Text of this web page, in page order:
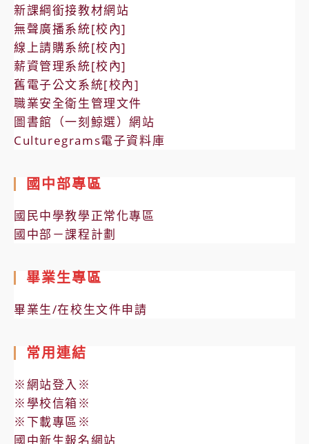
新課綱銜接教材網站
無聲廣播系統[校內]
線上請購系統[校內]
薪資管理系統[校內]
舊電子公文系統[校內]
職業安全衛生管理文件
圖書館（一刻鯨選）網站
Culturegrams電子資料庫
國中部專區
國民中學教學正常化專區
國中部－課程計劃
畢業生專區
畢業生/在校生文件申請
常用連結
※網站登入※
※學校信箱※
※下載專區※
國中新生報名網站